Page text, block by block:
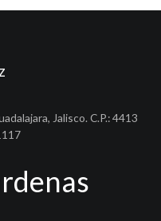
Jalisco. C.P.: 4413